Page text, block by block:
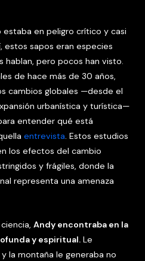
estaba en peligro crítico y casi
estos sapos eran especies
hablan, pero pocos han visto.
de hace más de 30 años,
cambios globales —desde el
urbanística y turística—
entender qué está
entrevista. Estos estudios
los efectos del cambio
y frágiles, donde la
representa una amenaza
Andy encontraba en la
y espiritual. Le
la montaña le generaba no